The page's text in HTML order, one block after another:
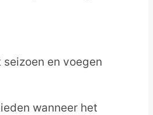
en voegen
wanneer het